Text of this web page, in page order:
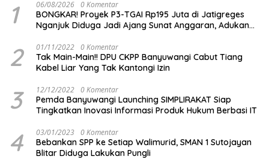
1 06/08/2026 0 Komentar
BONGKAR! Proyek P3-TGAI Rp195 Juta di Jatigreges
Nganjuk Diduga Jadi Ajang Sunat Anggaran, Adukan
2 01/11/2022 0 Komentar
Tak Main-Main!! DPU CKPP Banyuwangi Cabut Tiang
Kabel Liar Yang Tak Kantongi Izin
3 12/12/2022 0 Komentar
Pemda Banyuwangi Launching SIMPLIRAKAT Siap
Tingkatkan Inovasi Informasi Produk Hukum Berbasi IT
4 03/01/2023 0 Komentar
Bebankan SPP ke Setiap Walimurid, SMAN 1 Sutojayan
Blitar Diduga Lakukan Pungli